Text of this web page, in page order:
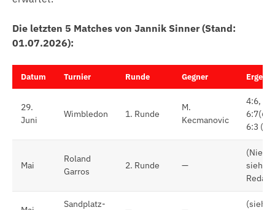
Die letzten 5 Matches von Jannik Sinner (Stand:
01.07.2026):
Datum Turnier Runde Gegner
29.
Juni
Wimbledon 1. Runde
M.
Kecmanovic
4:6,
6:7(6),
6:3
Mai
Roland
Garros
2. Runde —
siehe
Sandplatz- (siehe